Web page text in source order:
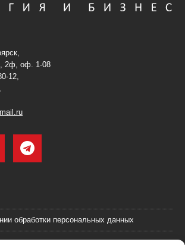
2ф, оф. 1-08
12,
обработки персональных данных
персональных данных